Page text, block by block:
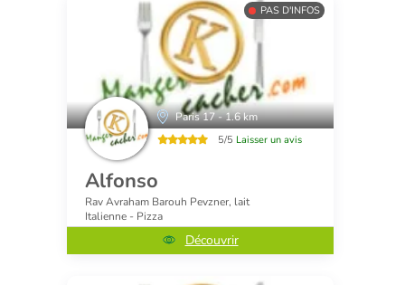
PAS D'INFOS
Paris 17 - 1.6 km
5/5 Laisser un avis
Alfonso
Rav Avraham Barouh Pevzner, lait
Italienne - Pizza
Découvrir